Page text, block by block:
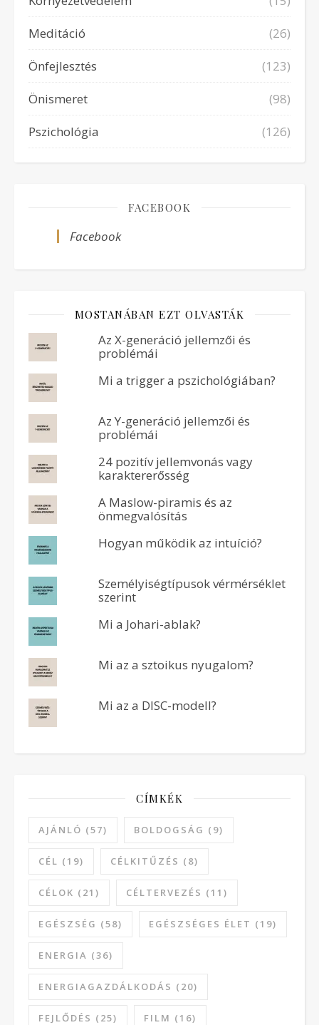
Meditáció
(26)
Önfejlesztés
(123)
Önismeret
(98)
Pszichológia
(126)
FACEBOOK
Facebook
MOSTANÁBAN EZT OLVASTÁK
Az X-generáció jellemzői és
problémái
Mi a trigger a pszichológiában?
Az Y-generáció jellemzői és
problémái
24 pozitív jellemvonás vagy
karaktererősség
A Maslow-piramis és az
önmegvalósítás
Hogyan működik az intuíció?
Személyiségtípusok vérmérséklet
szerint
Mi a Johari-ablak?
Mi az a sztoikus nyugalom?
Mi az a DISC-modell?
CÍMKÉK
AJÁNLÓ (57) BOLDOGSÁG (9)
CÉL (19) CÉLKITŰZÉS (8)
CÉLOK (21) CÉLTERVEZÉS (11)
EGÉSZSÉG (58) EGÉSZSÉGES ÉLET (19)
ENERGIA (36)
ENERGIAGAZDÁLKODÁS (20)
FEJLŐDÉS (25) FILM (16)